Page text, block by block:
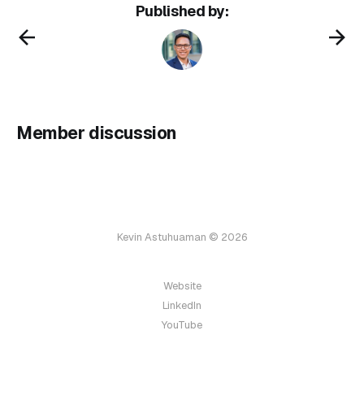
Published by:
Member discussion
Kevin Astuhuaman © 2026
Website
LinkedIn
YouTube